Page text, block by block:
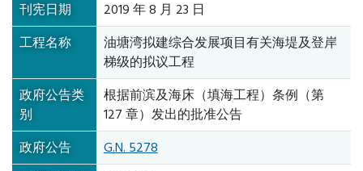
刊宪日期
2019 年 8 月 23 日
工程名称
油塘湾拟建综合发展项目有关海堤及登岸
梯级的拟议工程
政府公告类
别
根据前滨及海床（填海工程）条例（第
127 章）发出的批准公告
政府公告
G.N. 5278